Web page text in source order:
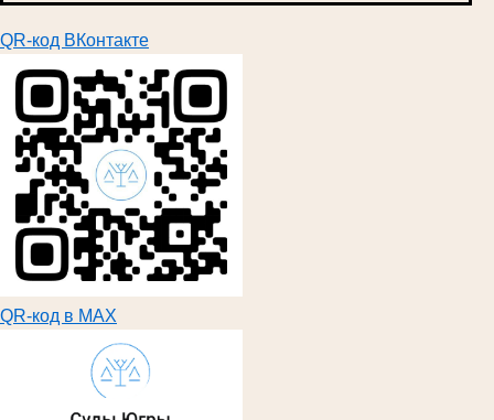
QR-код ВКонтакте
QR-код в МАХ